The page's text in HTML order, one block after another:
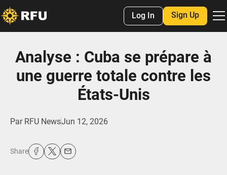
Log In Sign Up
Analyse : Cuba se prépare à
une guerre totale contre les
États-Unis
Par RFU NewsJun 12, 2026
Share